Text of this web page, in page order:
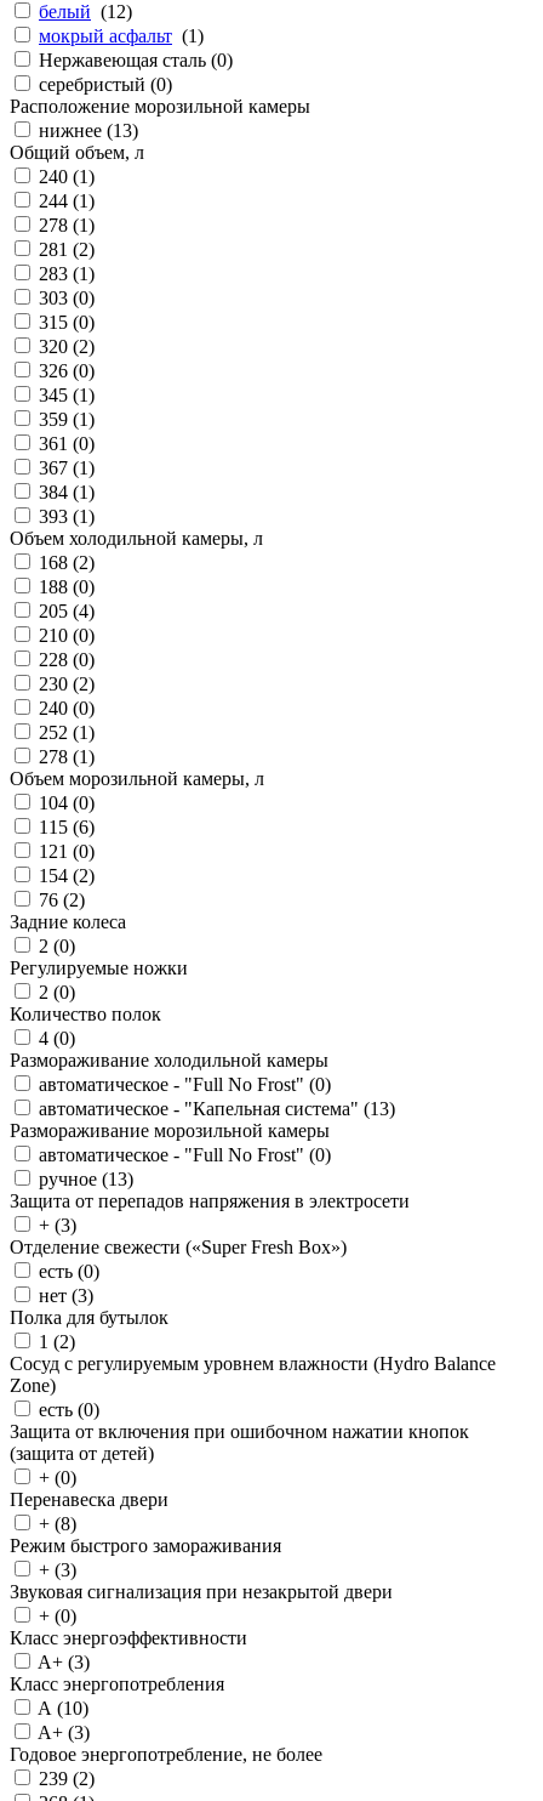
белый (12)
мокрый асфальт (1)
Нержавеющая сталь (0)
серебристый (0)
Расположение морозильной камеры
нижнее (13)
Общий объем, л
240 (1)
244 (1)
278 (1)
281 (2)
283 (1)
303 (0)
315 (0)
320 (2)
326 (0)
345 (1)
359 (1)
361 (0)
367 (1)
384 (1)
393 (1)
Объем холодильной камеры, л
168 (2)
188 (0)
205 (4)
210 (0)
228 (0)
230 (2)
240 (0)
252 (1)
278 (1)
Объем морозильной камеры, л
104 (0)
115 (6)
121 (0)
154 (2)
76 (2)
Задние колеса
2 (0)
Регулируемые ножки
2 (0)
Количество полок
4 (0)
Размораживание холодильной камеры
автоматическое - "Full No Frost" (0)
автоматическое - "Капельная система" (13)
Размораживание морозильной камеры
автоматическое - "Full No Frost" (0)
ручное (13)
Защита от перепадов напряжения в электросети
+ (3)
Отделение свежести («Super Fresh Box»)
есть (0)
нет (3)
Полка для бутылок
1 (2)
Сосуд с регулируемым уровнем влажности (Hydro Balance
Zone)
есть (0)
Защита от включения при ошибочном нажатии кнопок
(защита от детей)
+ (0)
Перенавеска двери
+ (8)
Режим быстрого замораживания
+ (3)
Звуковая сигнализация при незакрытой двери
+ (0)
Класс энергоэффективности
A+ (3)
Класс энергопотребления
A (10)
A+ (3)
Годовое энергопотребление, не более
239 (2)